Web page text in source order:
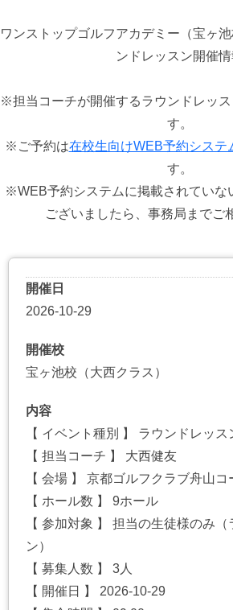
ワンストップゴルフアカデミー（宝ヶ
ンドレッスン開催情
※担当コーチが開催するラウンドレッ
す。
※ご予約は在校生向けWEB予約システ
す。
※WEB予約システムに掲載されていな
ございましたら、事務局までご
開催日
2026-10-29
開催校
宝ヶ池校（大西クラス）
内容
【 イベント種別 】 ラウンドレッス
【 担当コーチ 】 大西健友
【 会場 】 京都ゴルフクラブ舟山
【 ホール数 】 9ホール
【 参加対象 】 担当の生徒様のみ
ン）
【 募集人数 】 3人
【 開催日 】 2026-10-29